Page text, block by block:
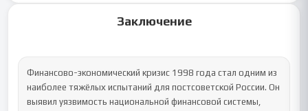
Заключение
Финансово-экономический кризис 1998 года стал одним из
наиболее тяжёлых испытаний для постсоветской России. Он
выявил уязвимость национальной финансовой системы,